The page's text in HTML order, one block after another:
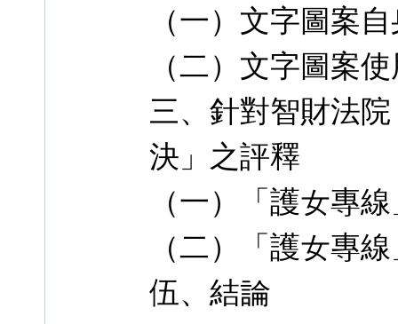
（一）文字圖案
（二）文字圖案
三、針對智財法
決」之評釋
（一）「護女專
（二）「護女專
伍、結論